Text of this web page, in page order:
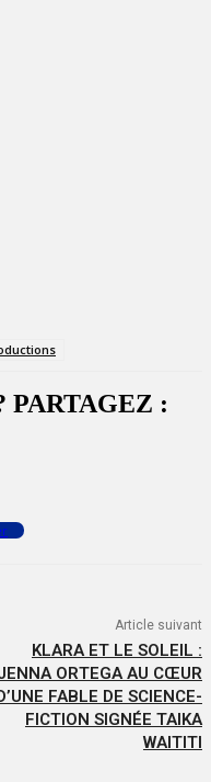
PARTAGEZ :
Article suivant
KLARA ET LE SOLEIL :
ORTEGA AU CŒUR
FABLE DE SCIENCE-
FICTION SIGNÉE TAIKA
WAITITI